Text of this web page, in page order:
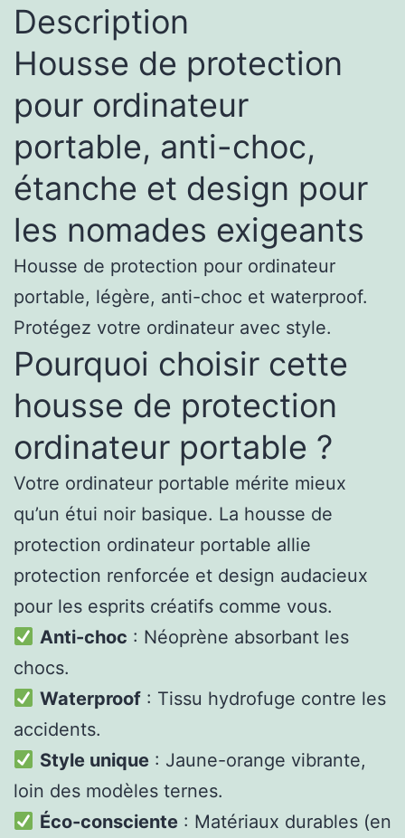
Description
Housse de protection
pour ordinateur
portable, anti-choc,
étanche et design pour
les nomades exigeants
Housse de protection pour ordinateur
portable, légère, anti-choc et waterproof.
Protégez votre ordinateur avec style.
Pourquoi choisir cette
housse de protection
ordinateur portable ?
Votre ordinateur portable mérite mieux
qu’un étui noir basique. La housse de
protection ordinateur portable allie
protection renforcée et design audacieux
pour les esprits créatifs comme vous.
Anti-choc : Néoprène absorbant les
chocs.
Waterproof: Tissu hydrofuge contre les
accidents.
Style unique: Jaune-orange vibrante,
loin des modèles ternes.
Éco-consciente: Matériaux durables (en